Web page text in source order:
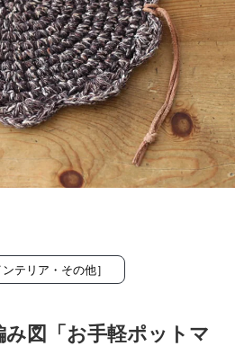
ットマット」｜季節を問わず楽しむ編み物
テリア・その他］
図「お手軽ポットマ